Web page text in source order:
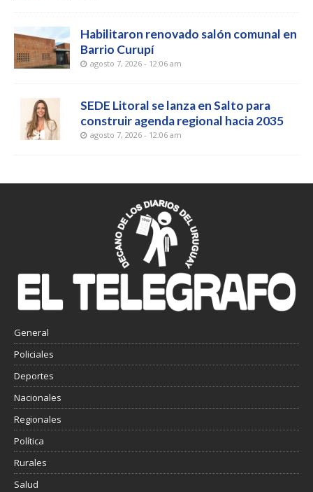
Habilitaron renovado salón comunal en
Barrio Curupí
agosto 7, 2026 - 12:06 am
SEDE Litoral se lanza en Salto para
construir agenda regional hacia 2035
agosto 7, 2026 - 12:06 am
General
Policiales
Deportes
Nacionales
Regionales
Política
Rurales
Salud